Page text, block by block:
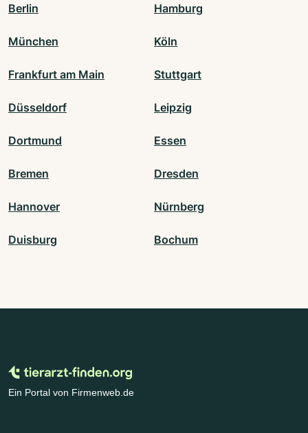
Berlin Hamburg
München Köln
Frankfurt am Main Stuttgart
Düsseldorf Leipzig
Dortmund Essen
Bremen Dresden
Hannover Nürnberg
Duisburg Bochum
Ein Portal von Firmenweb.de